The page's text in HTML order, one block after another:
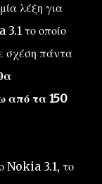
λέξη για
3.1 το οποίο
σχέση πάντα
από τα 150
Nokia 3.1, το